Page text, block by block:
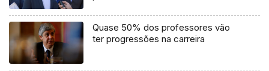
Quase 50% dos professores vão
ter progressões na carreira